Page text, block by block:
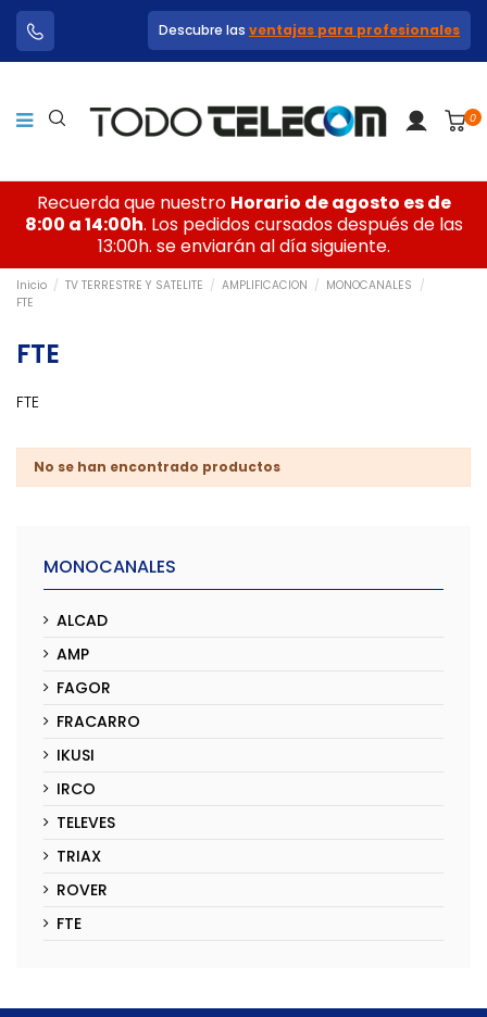
Descubre las ventajas para profesionales
0
Recuerda que nuestro Horario de agosto es de
8:00 a 14:00h. Los pedidos cursados después de las
13:00h. se enviarán al día siguiente.
Inicio TV TERRESTRE Y SATELITE AMPLIFICACION
MONOCANALES
FTE
FTE
FTE
No se han encontrado productos
MONOCANALES
ALCAD
AMP
FAGOR
FRACARRO
IKUSI
IRCO
TELEVES
TRIAX
ROVER
FTE